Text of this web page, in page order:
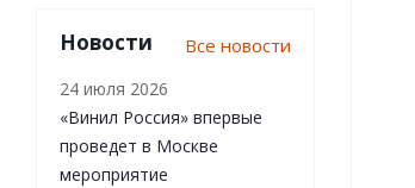
Новости Все новости
24 июля 2026
«Винил Россия» впервые
проведет в Москве
мероприятие